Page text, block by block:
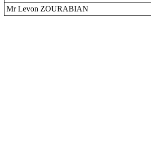
Mr Levon ZOURABIAN